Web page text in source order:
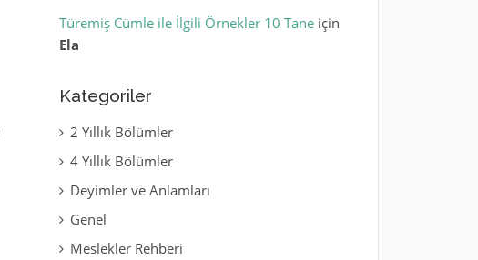
Türemiş Cümle ile İlgili Örnekler 10 Taneiçin
Ela
Kategoriler
2 Yıllık Bölümler
4 Yıllık Bölümler
Deyimler ve Anlamları
Genel
Meslekler Rehberi